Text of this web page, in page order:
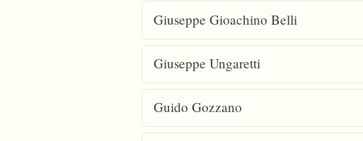
Giuseppe Gioachino Belli
Giuseppe Ungaretti
Guido Gozzano